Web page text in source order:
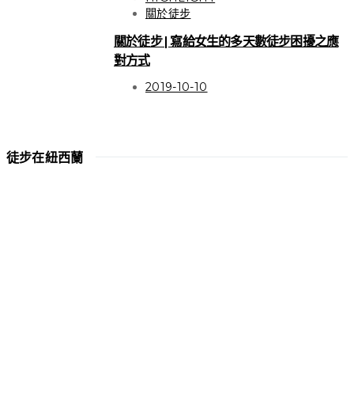
關於徒步
關於徒步 | 寫給女生的多天數徒步困擾之應
對方式
2019-10-10
徒步在紐西蘭